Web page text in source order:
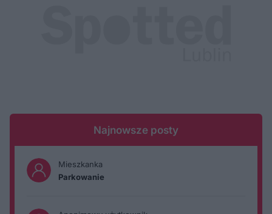
Najnowsze posty
Mieszkanka
Parkowanie